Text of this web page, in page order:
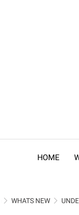
HOME
WHATS NEW